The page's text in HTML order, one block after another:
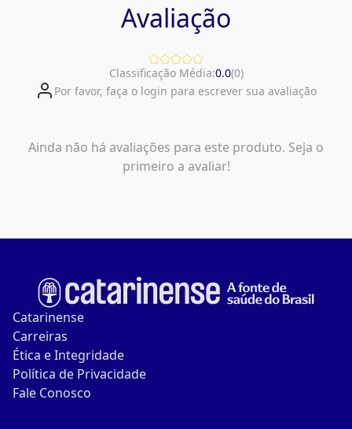
Avaliação
Classificação Média:0.0(0)
Por favor, faça o login para escrever sua avaliação
Ainda não há avaliações para este produto. Seja o
primeiro a avaliar!
Catarinense
Carreiras
Ética e Integridade
Política de Privacidade
Fale Conosco